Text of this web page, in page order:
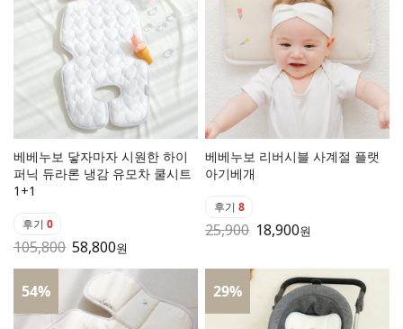
베베누보 닿자마자 시원한 하이
퍼닉 듀라론 냉감 유모차 쿨시트
1+1
후기 0
105,800 58,800원
베베누보 리버시블 사계절 플랫
아기베개
후기 8
25,900 18,900원
54% 29%